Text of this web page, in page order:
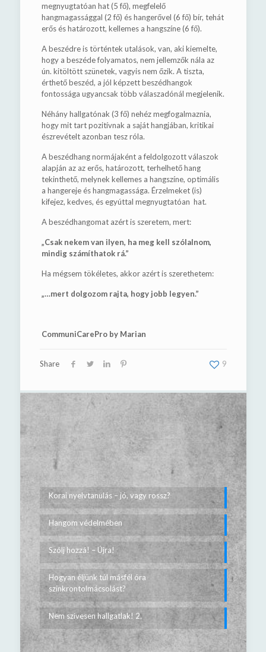
megnyugtatóan hat (5 fő), megfelelő
hangmagassággal (2 fő) és hangerővel (6 fő) bír, tehát
erős és határozott, kellemes a hangszíne (6 fő).
A beszédre is történtek utalások, van, aki kiemelte,
hogy a beszéde folyamatos, nem jellemzők nála az
ún. kitöltött szünetek, vagyis nem őzik. A tiszta,
érthető beszéd, a jól képzett beszédhangok
fontossága ugyancsak több válaszadónál megjelenik.
Néhány hallgatónak (3 fő) nehéz megfogalmaznia,
hogy mit tart pozitívnak a saját hangjában, kritikai
észrevételt azonban tesz róla.
A beszédhang normájaként a feldolgozott válaszok
alapján az az erős, határozott, terhelhető hang
tekinthető, melynek kellemes a hangszíne, optimális
a hangereje és hangmagassága. Érzelmeket (is)
kifejez, kedves, és egyúttal megnyugtatóan hat.
A beszédhangomat azért is szeretem, mert:
„Csak nekem van ilyen, ha meg kell szólalnom,
mindig számíthatok rá.”
Ha mégsem tökéletes, akkor azért is szerethetem:
„…mert dolgozom rajta, hogy jobb legyen.”
CommuniCarePro by Marian
Share 9
Korai nyelvtanulás – jó, vagy rossz?
Hangom védelmében
Szólj hozzá! – Újra!
Hogyan éljünk túl másfél óra
szinkrontolmácsolást?
Nem szívesen hallgatlak! 2.